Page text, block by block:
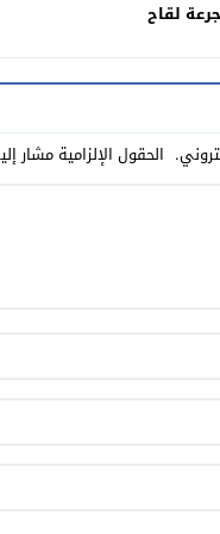
لقاح
الحقول الإلزامية مشار